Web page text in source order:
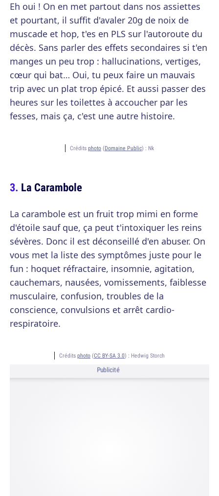
Eh oui ! On en met partout dans nos assiettes
et pourtant, il suffit d'avaler 20g de noix de
muscade et hop, t'es en PLS sur l'autoroute du
décès. Sans parler des effets secondaires si t'en
manges un peu trop : hallucinations, vertiges,
cœur qui bat… Oui, tu peux faire un mauvais
trip avec un plat trop épicé. Et aussi passer des
heures sur les toilettes à accoucher par les
fesses, mais ça, c'est une autre histoire.
Crédits photo (Domaine Public) : Nk
La Carambole
La carambole est un fruit trop mimi en forme
d'étoile sauf que, ça peut t'intoxiquer les reins
sévères. Donc il est déconseillé d'en abuser. On
vous met la liste des symptômes juste pour le
fun : hoquet réfractaire, insomnie, agitation,
cauchemars, nausées, vomissements, faiblesse
musculaire, confusion, troubles de la
conscience, convulsions et arrêt cardio-
respiratoire.
Crédits photo (CC BY-SA 3.0) : Hedwig Storch
Publicité